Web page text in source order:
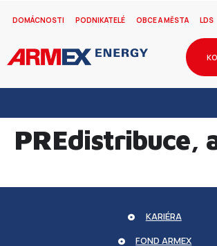
DOMÁCNOSTI PODNIKATELÉ OBCE A MĚSTA LDS
PREdistribuce,
KARIÉRA
FOND ARMEX